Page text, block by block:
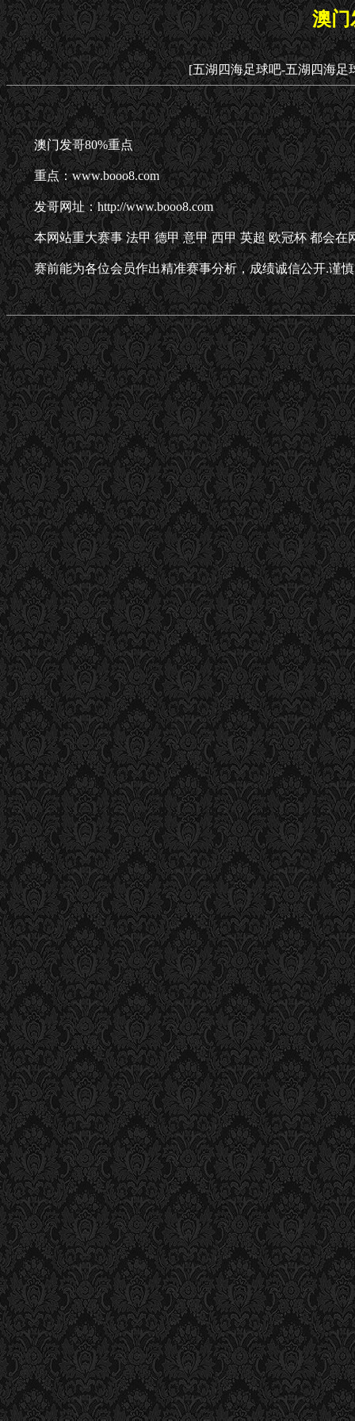
澳门
[五湖四海足球吧-五湖四海足
澳门发哥80%重点
重点：www.booo8.com
发哥网址：http://www.booo8.com
本网站重大赛事 法甲 德甲 意甲 西甲 英超 欧冠杯 都会
赛前能为各位会员作出精准赛事分析，成绩诚信公开.谨